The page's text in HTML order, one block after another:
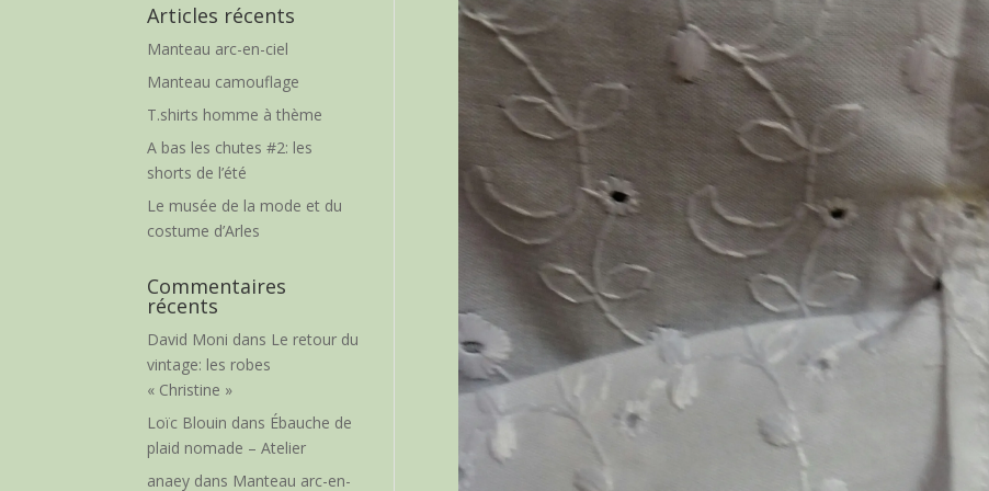
Articles récents
Manteau arc-en-ciel
Manteau camouflage
T.shirts homme à thème
A bas les chutes #2: les
shorts de l’été
Le musée de la mode et du
costume d’Arles
Commentaires
récents
David Moni dans Le retour du
vintage: les robes
« Christine »
Loïc Blouin dans Ébauche de
plaid nomade – Atelier
anaey dans Manteau arc-en-